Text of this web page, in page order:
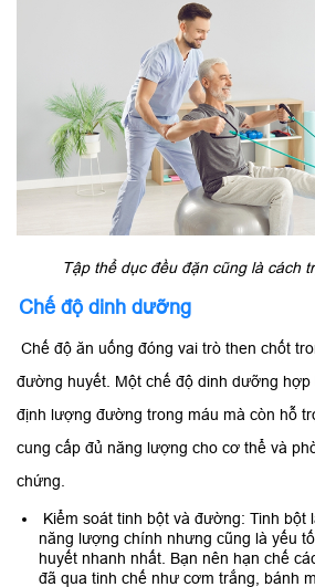
Tập thể dục đều đặn cũng là cách
Chế độ dinh dưỡng
Chế độ ăn uống đóng vai trò then chốt
đường huyết. Một chế độ dinh dưỡng hợp
định lượng đường trong máu mà còn hỗ
cung cấp đủ năng lượng cho cơ thể và
chứng.
Kiểm soát tinh bột và đường: Tinh bột
năng lượng chính nhưng cũng là yếu
huyết nhanh nhất. Bạn nên hạn chế
đã qua tinh chế như cơm trắng, bánh